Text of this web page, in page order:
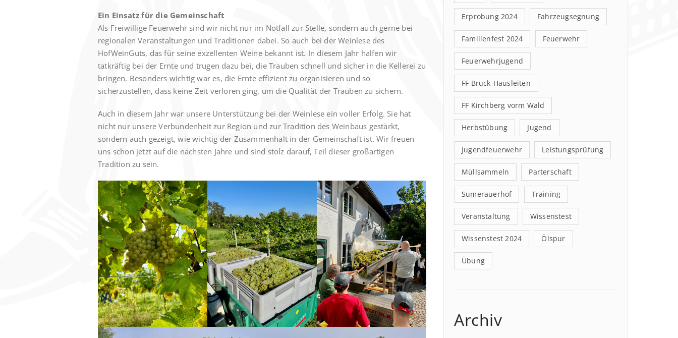
Ein Einsatz für die Gemeinschaft
Als Freiwillige Feuerwehr sind wir nicht nur im Notfall zur Stelle, sondern auch gerne bei
regionalen Veranstaltungen und Traditionen dabei. So auch bei der Weinlese des
HofWeinGuts, das für seine exzellenten Weine bekannt ist. In diesem Jahr halfen wir
tatkräftig bei der Ernte und trugen dazu bei, die Trauben schnell und sicher in die Kellerei zu
bringen. Besonders wichtig war es, die Ernte effizient zu organisieren und so
sicherzustellen, dass keine Zeit verloren ging, um die Qualität der Trauben zu sichern.
Auch in diesem Jahr war unsere Unterstützung bei der Weinlese ein voller Erfolg. Sie hat
nicht nur unsere Verbundenheit zur Region und zur Tradition des Weinbaus gestärkt,
sondern auch gezeigt, wie wichtig der Zusammenhalt in der Gemeinschaft ist. Wir freuen
uns schon jetzt auf die nächsten Jahre und sind stolz darauf, Teil dieser großartigen
Tradition zu sein.
Erprobung 2024 Fahrzeugsegnung
Familienfest 2024 Feuerwehr
Feuerwehrjugend
FF Bruck-Hausleiten
FF Kirchberg vorm Wald
Herbstübung Jugend
Jugendfeuerwehr Leistungsprüfung
Müllsammeln Parterschaft
Sumerauerhof Training
Veranstaltung Wissenstest
Wissenstest 2024 Ölspur
Übung
Archiv